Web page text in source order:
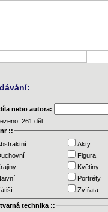
nebo autora:
261 děl.
::
Akty
Figura
Květiny
Portréty
Zvířata
technika ::